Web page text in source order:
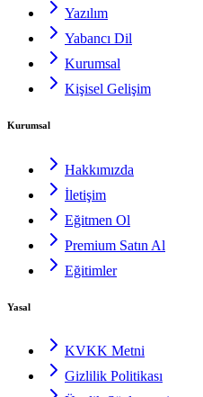
Yazılım
Yabancı Dil
Kurumsal
Kişisel Gelişim
Kurumsal
Hakkımızda
İletişim
Eğitmen Ol
Premium Satın Al
Eğitimler
Yasal
KVKK Metni
Gizlilik Politikası